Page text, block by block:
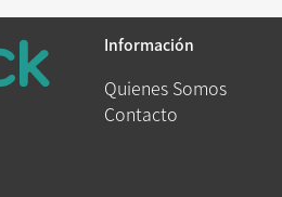
Información
Quienes Somos
Contacto